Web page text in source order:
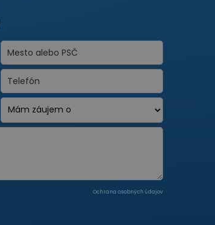
Ochrana osobných údajov